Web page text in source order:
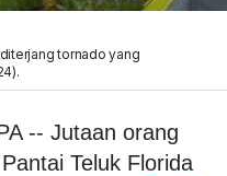
tornado yang
-- Jutaan orang
Teluk Florida